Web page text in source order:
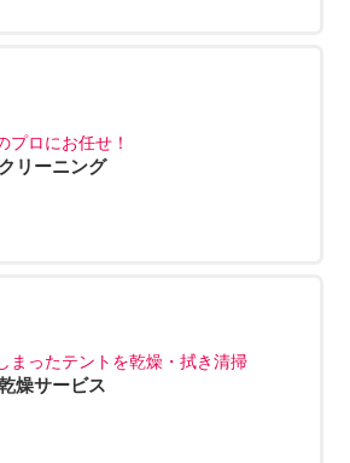
プロにお任せ！
リーニング
まったテントを乾燥・拭き清掃
燥サービス